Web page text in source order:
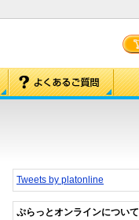
Tweets by platonline
ぷらっとオンラインについて